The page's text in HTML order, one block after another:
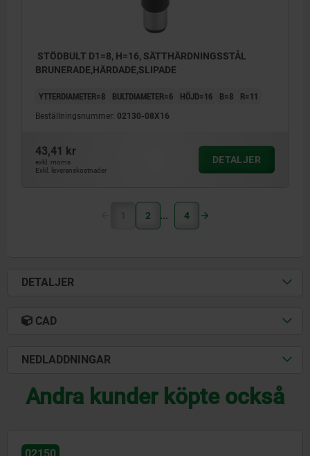
STÖDBULT D1=8, H=16, SÄTTHÄRDNINGSSTÅL
BRUNERADE,HÄRDADE,SLIPADE
YTTERDIAMETER=8 BULTDIAMETER=6 HÖJD=16 B=8 R=11
Beställningsnummer: 02130-08X16
43,41 kr
exkl. moms
Exkl. leveranskostnader
DETALJER
1 2 4
DETALJER
CAD
NEDLADDNINGAR
Andra kunder köpte också